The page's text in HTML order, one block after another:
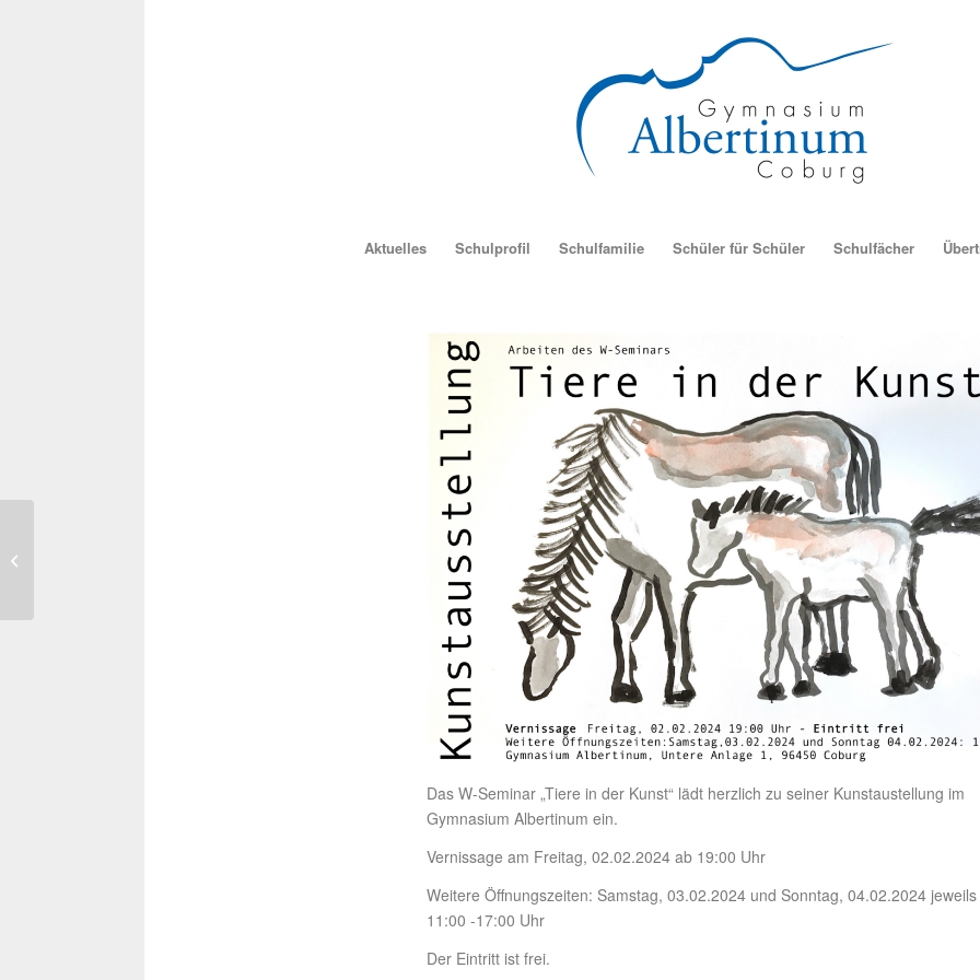
Aktuelles Schulprofil Schulfamilie Schüler für Schüler Schulfächer
Das W-Seminar „Tiere in der Kunst“ lädt herzlich zu seiner Kunstaustellung im
Gymnasium Albertinum ein.
Vernissage am Freitag, 02.02.2024 ab 19:00 Uhr
Weitere Öffnungszeiten: Samstag, 03.02.2024 und Sonntag, 04.02.2024
11:00 -17:00 Uhr
Der Eintritt ist frei.